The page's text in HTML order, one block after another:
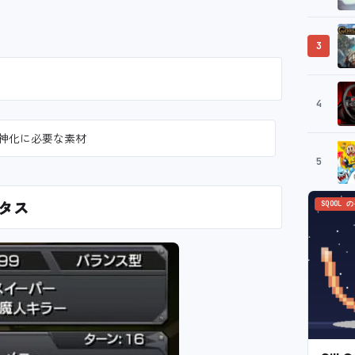
化に必要な素材
ス
3
4
5
SQOOL